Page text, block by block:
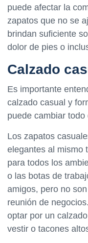
puede afectar la
zapatos que no se
brindan suficiente
dolor de pies o
Calzado
Es importante
calzado casual y
puede cambiar
Los zapatos
elegantes al mismo
para todos los
o las botas de
amigos, pero no
reunión de
optar por un
vestir o tacones